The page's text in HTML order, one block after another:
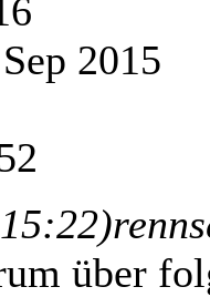
2015
über